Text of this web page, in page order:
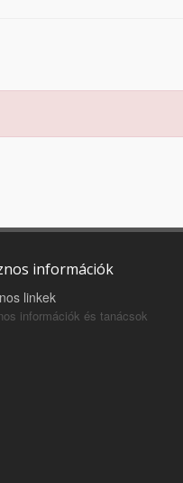
információk
linkek
információk és tanácsok